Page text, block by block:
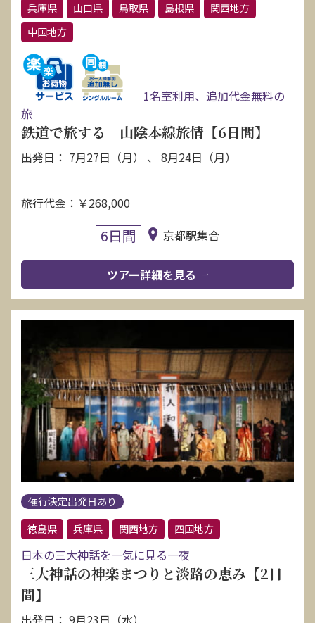
兵庫県
山口県 鳥取県 島根県
関西地方
中国地方
1名室利用、追加代金無料の
旅
鉄道で旅する 山陰本線旅情【6日間】
出発日： 7月27日（月） 、 8月24日（月）
旅行代金：￥268,000
6日間 京都駅集合
ツアー詳細を見る
催行決定出発日あり
徳島県
兵庫県 関西地方 四国地方
日本の三大神話を一気に見る一夜
三大神話の神楽まつりと淡路の恵み【2日
間】
出発日： 9月23日（水）